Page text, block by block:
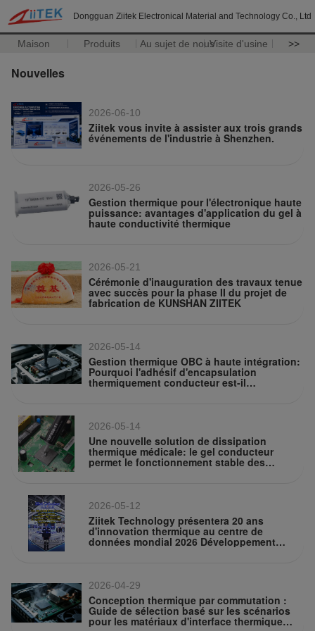
Dongguan Ziitek Electronical Material and Technology Co., Ltd
Maison Produits Au sujet de nousVisite d'usine >>
Nouvelles
2026-06-10
Ziitek vous invite à assister aux trois grands
événements de l'industrie à Shenzhen.
2026-05-26
Gestion thermique pour l'électronique haute
puissance: avantages d'application du gel à
haute conductivité thermique
2026-05-21
Cérémonie d'inauguration des travaux tenue
avec succès pour la phase II du projet de
fabrication de KUNSHAN ZIITEK
2026-05-14
Gestion thermique OBC à haute intégration:
Pourquoi l'adhésif d'encapsulation
thermiquement conducteur est-il
indispensable?
2026-05-14
Une nouvelle solution de dissipation
thermique médicale: le gel conducteur
permet le fonctionnement stable des
équipements de diagnostic par ultrasons
2026-05-12
Ziitek Technology présentera 20 ans
d'innovation thermique au centre de
données mondial 2026 Développement
innovant et application du refroidissement
2026-04-29
Conception thermique par commutation :
Guide de sélection basé sur les scénarios
pour les matériaux d'interface thermique